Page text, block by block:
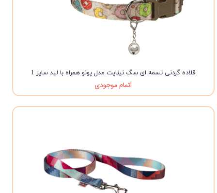
قلاده گردنی تسمه ای سگ نیناپت مدل پونو همراه با لید سایز 1
اتمام موجودی